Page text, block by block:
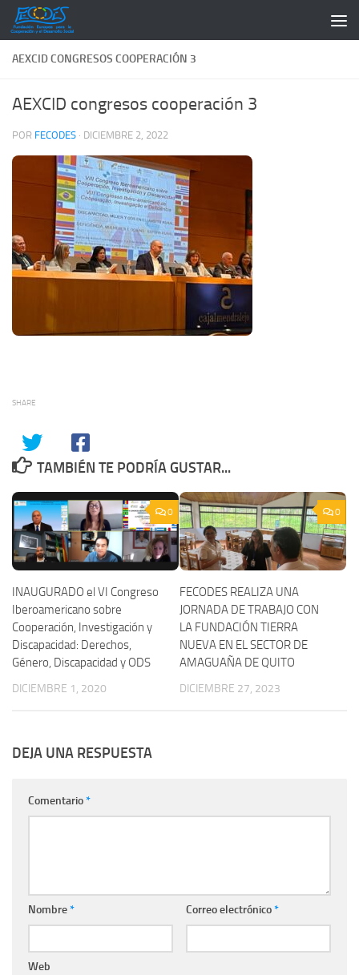
Saltar al contenido
AEXCID CONGRESOS COOPERACIÓN 3
AEXCID congresos cooperación 3
POR FECODES · DICIEMBRE 2, 2022
SHARE
TAMBIÉN TE PODRÍA GUSTAR...
0
INAUGURADO el VI Congreso
Iberoamericano sobre
Cooperación, Investigación y
Discapacidad: Derechos,
Género, Discapacidad y ODS
DICIEMBRE 1, 2020
0
FECODES REALIZA UNA
JORNADA DE TRABAJO CON
LA FUNDACIÓN TIERRA
NUEVA EN EL SECTOR DE
AMAGUAÑA DE QUITO
DICIEMBRE 27, 2023
DEJA UNA RESPUESTA
Comentario*
Nombre* Correo electrónico*
Web